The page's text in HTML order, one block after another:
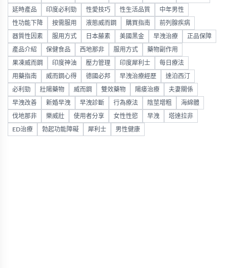
延時產品 印度必利勁 性愛技巧 性生活品質 中年男性
性功能下降 按需服用 液態威而鋼 購買指南 前列腺疾病
器質性因素 服用方式 日本藤素 美國黑金 早洩治療 正品保障
產品介紹 保健食品 西地那非 服用方式 藥物副作用
果凍威而鋼 印度神油 壓力管理 印度犀利士 每日療法
用藥指南 威而鋼心得 德國必邦 早洩治療經歷 達泊西汀
必利勁 壯陽藥物 威而鋼 雙效藥物 陽痿治療 夫妻關係
早洩改善 新婚早洩 早洩診斷 行為療法 陰莖增粗 海綿體
伐地那非 樂威壯 使用者分享 女性性慾 早洩 塔達拉非
ED治療 勃起功能障礙 犀利士 男性健康